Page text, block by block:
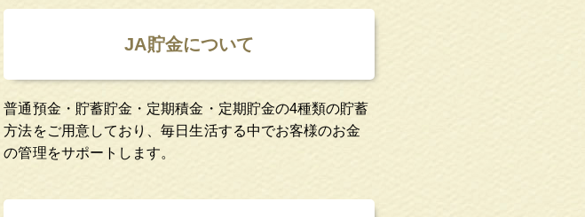
JA貯金について
普通預金・貯蓄貯金・定期積金・定期貯金の4種類の貯蓄
方法をご用意しており、毎日生活する中でお客様のお金
の管理をサポートします。